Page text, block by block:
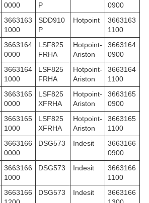
0000
P
0900
3663163
1000
SDD910
P
Hotpoint
3663163
1100
3663164
0000
LSF825
FRHA
Hotpoint-
Ariston
3663164
0900
3663164
1000
LSF825
FRHA
Hotpoint-
Ariston
3663164
1100
3663165
0000
LSF825
XFRHA
Hotpoint-
Ariston
3663165
0900
3663165
1000
LSF825
XFRHA
Hotpoint-
Ariston
3663165
1100
3663166
0000
DSG573 Indesit
3663166
0900
3663166
1000
DSG573 Indesit
3663166
1100
3663166
DSG573 Indesit
3663166